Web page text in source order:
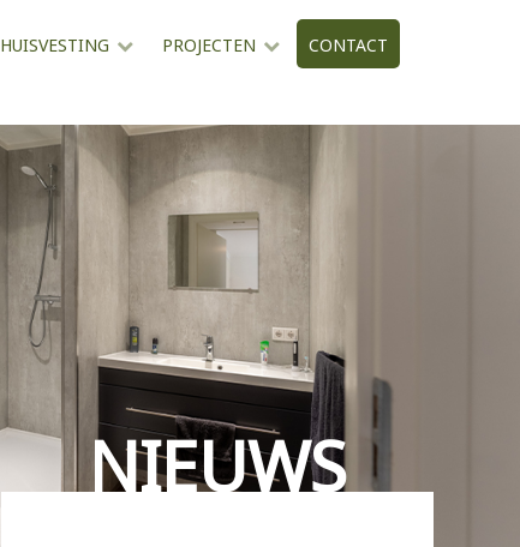
HUISVESTING PROJECTEN CONTACT
NIEUWS